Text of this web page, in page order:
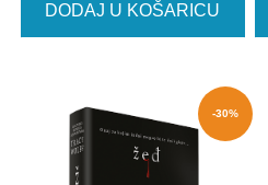
DODAJ U KOŠARICU
-30%